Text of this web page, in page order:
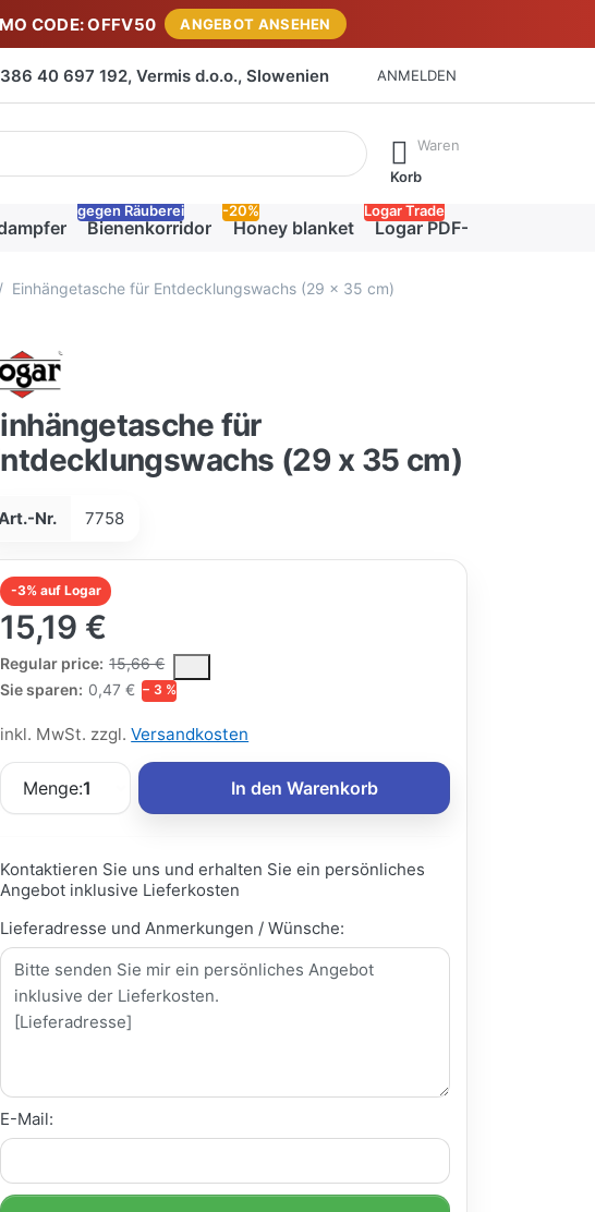
CODE: OFFV50 ANGEBOT ANSEHEN
40 697 192, Vermis d.o.o., Slowenien ANMELDEN
automatisch erste Ergebnisse. Drücken Sie die Eingabetaste, um alle
Waren
Korb
Bienenkorridor
gegen Räuberei
Honey blanket
-20%
Logar PDF-Katalog
Logar Trade
Einhängetasche für Entdecklungswachs (29 x 35 cm)
für
(29 x 35 cm)
Nr. 7758
-3% auf Logar
15,19 €
Regular price: 15,66 €
The Regular Price is the median selling price paid by customers for a product,
Sie sparen: 0,47 € − 3 %
inkl. MwSt. zzgl.Versandkosten
Menge:1 In den Warenkorb
Kontaktieren Sie uns und erhalten Sie ein persönliches
Angebot inklusive Lieferkosten
Lieferadresse und Anmerkungen / Wünsche:
E-Mail: